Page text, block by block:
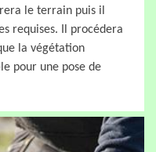
le terrain puis il
requises. Il procédera
la végétation
pour une pose de